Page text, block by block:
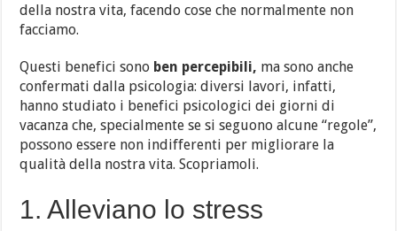
della nostra vita, facendo cose che normalmente non
facciamo.
Questi benefici sono ben percepibili, ma sono anche
confermati dalla psicologia: diversi lavori, infatti,
hanno studiato i benefici psicologici dei giorni di
vacanza che, specialmente se si seguono alcune “regole”,
possono essere non indifferenti per migliorare la
qualità della nostra vita. Scopriamoli.
1. Alleviano lo stress